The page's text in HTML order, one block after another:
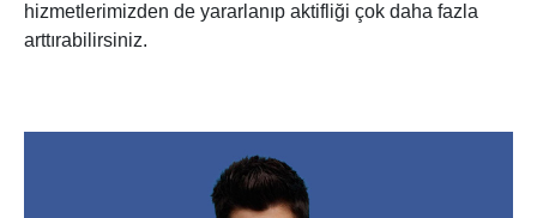
hizmetlerimizden de yararlanıp aktifliği çok daha fazla
arttırabilirsiniz.